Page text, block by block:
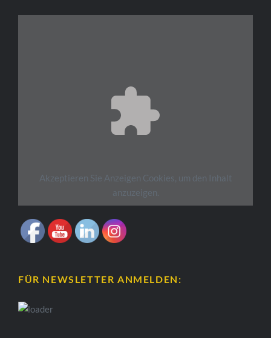
Akzeptieren Sie Anzeigen Cookies, um den Inhalt
anzuzeigen.
FÜR NEWSLETTER ANMELDEN: